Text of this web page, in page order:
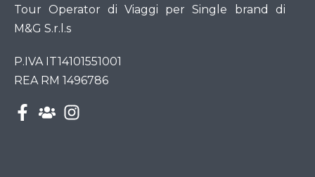
Tour Operator di Viaggi per Single brand di
M&G S.r.l.s
P.IVA IT14101551001
REA RM 1496786